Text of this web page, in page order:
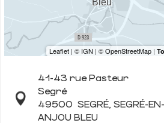
41-43 rue Pasteur
Segré
49500 SEGRÉ, SEGRÉ-EN-
ANJOU BLEU